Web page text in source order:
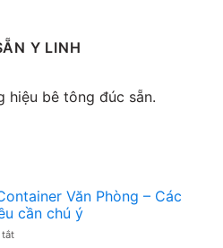
Y LINH
hiệu bê tông đúc sẵn.
Văn Phòng – Các
cần chú ý
tắtở